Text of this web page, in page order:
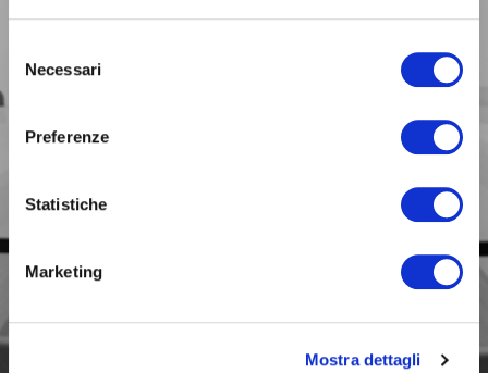
delNecessari
Preferenze
Statistiche
Marketing
Mostra dettagli
BUSINESS